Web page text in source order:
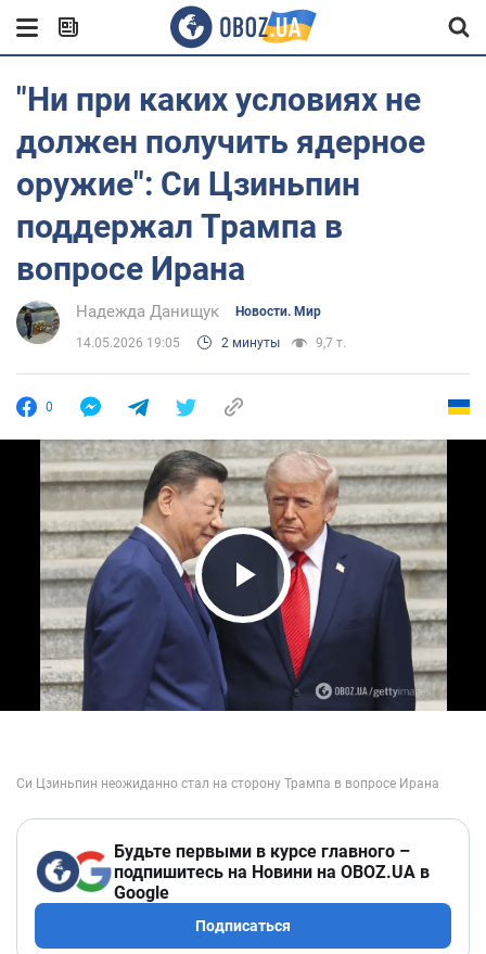
"Ни при каких условиях не
должен получить ядерное
оружие": Си Цзиньпин
поддержал Трампа в
вопросе Ирана
Надежда Данищук Новости. Мир
14.05.2026 19:05 2 минуты 9,7 т.
0
Play Video
Будьте первыми в курсе главного –
подпишитесь на Новини на OBOZ.UA в
Google
Подписаться